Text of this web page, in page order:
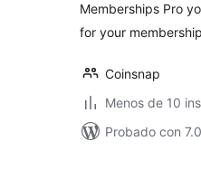
Memberships Pro
for your
Coinsnap
Menos de 10
Probado con